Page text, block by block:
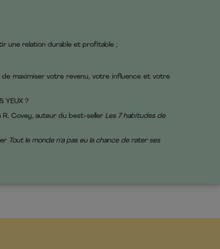
une relation durable et profitable ;
maximiser votre revenu, votre influence et votre
YEUX ?
R. Covey, auteur du best-seller Les 7 habitudes de
Tout le monde n'a pas eu la chance de rater ses